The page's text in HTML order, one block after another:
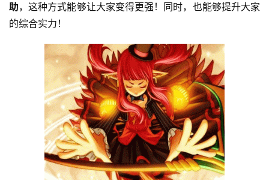
助，这种方式能够让大家变得更强！同时，也能够提升大家
的综合实力！